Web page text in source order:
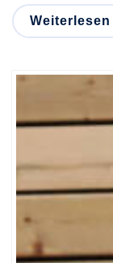
Weiterlesen